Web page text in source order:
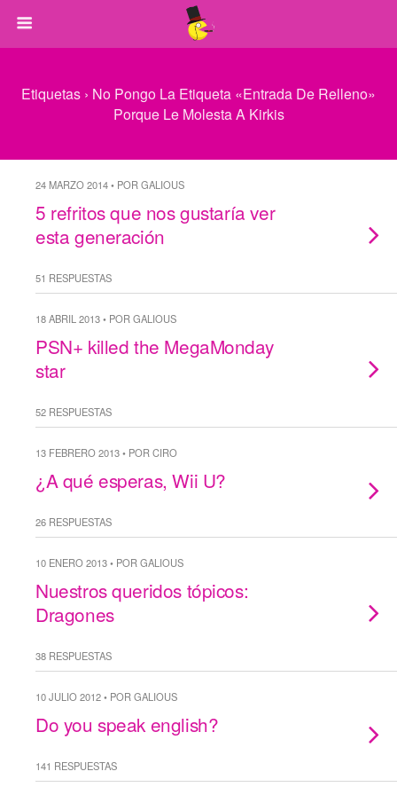
Etiquetas › No Pongo La Etiqueta «Entrada De Relleno»
Porque Le Molesta A Kirkis
24 MARZO 2014 • POR GALIOUS
5 refritos que nos gustaría ver
esta generación
51 RESPUESTAS
18 ABRIL 2013 • POR GALIOUS
PSN+ killed the MegaMonday
star
52 RESPUESTAS
13 FEBRERO 2013 • POR CIRO
¿A qué esperas, Wii U?
26 RESPUESTAS
10 ENERO 2013 • POR GALIOUS
Nuestros queridos tópicos:
Dragones
38 RESPUESTAS
10 JULIO 2012 • POR GALIOUS
Do you speak english?
141 RESPUESTAS